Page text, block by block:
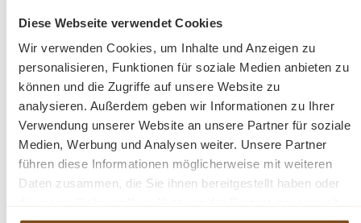
Diese Webseite verwendet Cookies
Wir verwenden Cookies, um Inhalte und Anzeigen zu
personalisieren, Funktionen für soziale Medien anbieten zu
können und die Zugriffe auf unsere Website zu
analysieren. Außerdem geben wir Informationen zu Ihrer
Verwendung unserer Website an unsere Partner für soziale
Medien, Werbung und Analysen weiter. Unsere Partner
führen diese Informationen möglicherweise mit weiteren
Daten zusammen, die Sie ihnen bereitgestellt haben oder
Außenbereich sind in vielen Maßen erhältlich. Teakholz
ist ein dichtes Hartholz mit einem hohen natürlichen Öl
Anteil, ist daher von Natur aus wasserabweisend und
sehr robust.
recyceltes Teak
robuste Verarbeitung
Wetterfest
Lieferzustand: demontiert
Leichte Abweichungen in Struktur und Farbe sind